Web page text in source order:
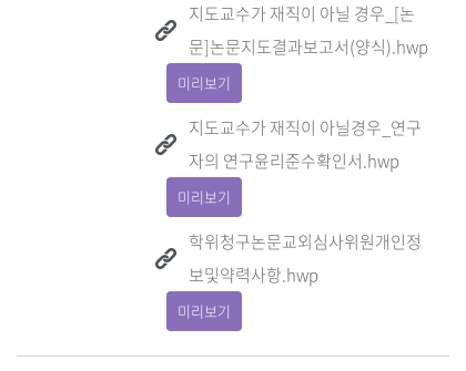
지도교수가 재직이 아닐 경우_[논
문]논문지도결과보고서(양식).hwp
미리보기
지도교수가 재직이 아닐경우_연구
자의 연구윤리준수확인서.hwp
미리보기
학위청구논문교외심사위원개인정
보및약력사항.hwp
미리보기